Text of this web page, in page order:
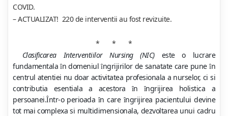
COVID.
– ACTUALIZAT! 220 de interventii au fost revizuite.
* * *
Clasificarea Interventiilor Nursing (NIC)este o lucrare
fundamentalaîn domeniulîngrijirilor de sanatate care pune în
centrul atentiei nu doar activitatea profesionala a nurselor, ci si
contributia esentiala a acestora
în îngrijirea holistica a
persoanei.Într-o perioada în care îngrijirea pacientului devine
tot mai complexa si multidimensionala, dezvoltarea unui cadru